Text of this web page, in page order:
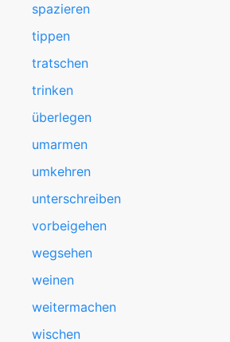
spazieren
tippen
tratschen
trinken
überlegen
umarmen
umkehren
unterschreiben
vorbeigehen
wegsehen
weinen
weitermachen
wischen